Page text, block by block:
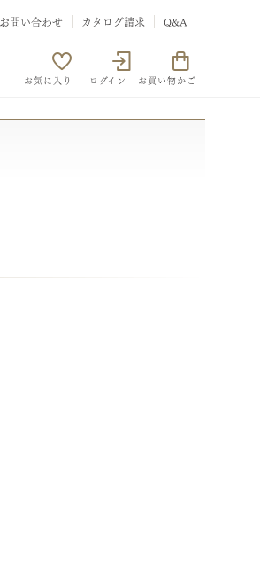
お問い合わせ カタログ請求 Q&A
お気に入り ログイン お買い物かご